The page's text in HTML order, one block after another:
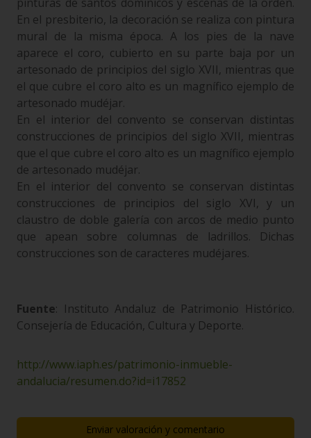
En el presbiterio, la decoración se realiza con pintura
mural de la misma época. A los pies de la nave
aparece el coro, cubierto en su parte baja por un
artesonado de principios del siglo XVII, mientras que
el que cubre el coro alto es un magnífico ejemplo de
artesonado mudéjar.
En el interior del convento se conservan distintas
construcciones de principios del siglo XVII, mientras
que el que cubre el coro alto es un magnífico ejemplo
de artesonado mudéjar.
En el interior del convento se conservan distintas
construcciones de principios del siglo XVI, y un
claustro de doble galería con arcos de medio punto
que apean sobre columnas de ladrillos. Dichas
construcciones son de caracteres mudéjares.
Fuente: Instituto Andaluz de Patrimonio Histórico.
Consejería de Educación, Cultura y Deporte.
http://www.iaph.es/patrimonio-inmueble-
andalucia/resumen.do?id=i17852
Enviar valoración y comentario